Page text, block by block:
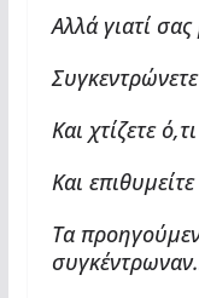
Αλλά γιατί
Και χτίζετε
Και
Τα